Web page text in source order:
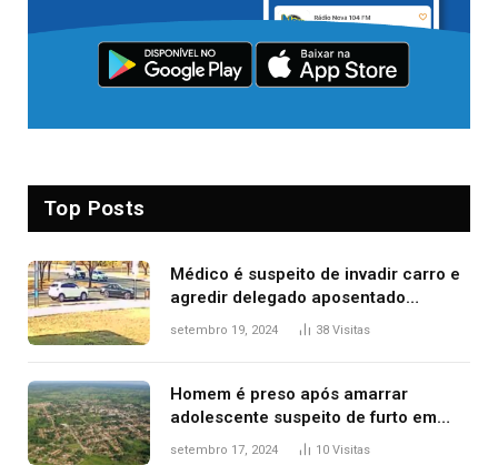
Top Posts
Médico é suspeito de invadir carro e
agredir delegado aposentado
durante confusão no trânsito
setembro 19, 2024 38 Visitas
Homem é preso após amarrar
adolescente suspeito de furto em
estaca de cerca e agredi-lo
setembro 17, 2024 10 Visitas